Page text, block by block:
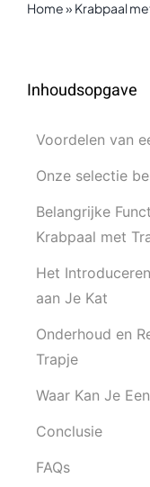
Home» Krabpaal
Inhoudsopgave
Voordelen van
Onze selectie
Belangrijke
Krabpaal met
Het
aan Je Kat
Onderhoud en
Trapje
Waar Kan Je
Conclusie
FAQs